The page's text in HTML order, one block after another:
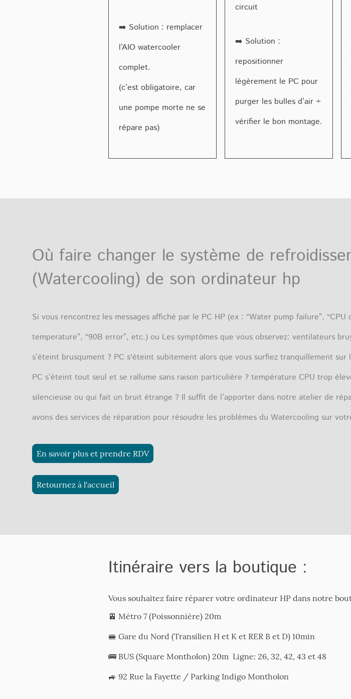
➡️ Solution : remplacer
l’AIO watercooler
complet.
(c’est obligatoire, car
une pompe morte ne se
répare pas)
circuit
➡️ Solution :
repositionner
légèrement le PC pour
purger les bulles d’air +
vérifier le bon montage.
Où faire changer le système de
(Watercooling) de son ordinateur hp
Si vous rencontrez les messages affiché par le PC HP (ex : “Water pump failure”, “CPU
temperature”, “90B error”, etc.) ou Les symptômes que vous observez: ventilateurs
s’éteint brusqument ? PC s'éteint subitement alors que vous surfiez tranquillement sur
PC s’éteint tout seul et se rallume sans raison particulière ? température CPU trop
silencieuse ou qui fait un bruit étrange ? Il suffit de l’apporter dans notre atelier de
avons des services de réparation pour résoudre les problèmes du Watercooling sur
En savoir plus et prendre RDV
Retournez à l'accueil
Itinéraire vers la boutique :
Vous souhaitez faire réparer votre ordinateur HP dans notre
🚈 Métro 7 (Poissonnière) 20m
🚝 Gare du Nord (Transilien H et K et RER B et D) 10min
🚌 BUS (Square Montholon) 20m Ligne: 26, 32, 42, 43 et 48
🚙 92 Rue la Fayette / Parking Indigo Montholon